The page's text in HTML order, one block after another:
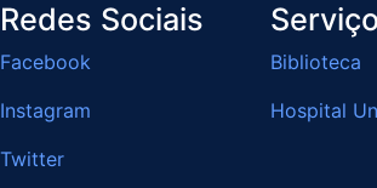
Redes Sociais
Facebook
Instagram
Twitter
Biblioteca
Hospital